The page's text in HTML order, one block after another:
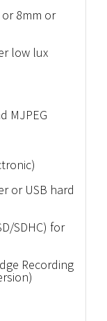
8mm or
low lux
MJPEG
or USB hard
SDHC) for
Recording